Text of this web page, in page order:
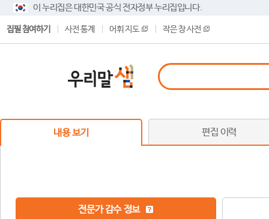
이 누리집은 대한민국 공식 전자정부 누리집입니다.
집필 참여하기 사전 통계 어휘 지도 작은 창 사전
내용 보기 편집 이력
전문가 감수 정보